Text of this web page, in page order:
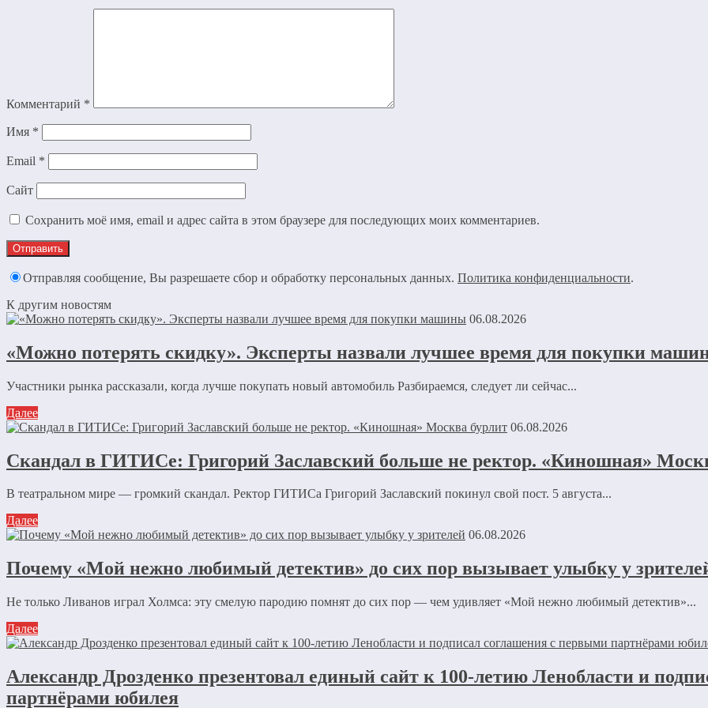
Комментарий *
Имя *
Email *
Сайт
Сохранить моё имя, email и адрес сайта в этом браузере для последующих моих комментариев.
Отправляя сообщение, Вы разрешаете сбор и обработку персональных данных. Политика конфиденциальности.
К другим новостям
06.08.2026
«Можно потерять скидку». Эксперты назвали лучшее время для покупки
Участники рынка рассказали, когда лучше покупать новый автомобиль Разбираемся, следует ли сейчас...
Далее
06.08.2026
Скандал в ГИТИСе: Григорий Заславский больше не ректор. «Киношная»
В театральном мире — громкий скандал. Ректор ГИТИСа Григорий Заславский покинул свой пост. 5 августа...
Далее
06.08.2026
Почему «Мой нежно любимый детектив» до сих пор вызывает улыбку у
Не только Ливанов играл Холмса: эту смелую пародию помнят до сих пор — чем удивляет «Мой нежно любимый детектив»...
Далее
Александр Дрозденко презентовал единый сайт к 100-летию Ленобласти и
партнёрами юбилея